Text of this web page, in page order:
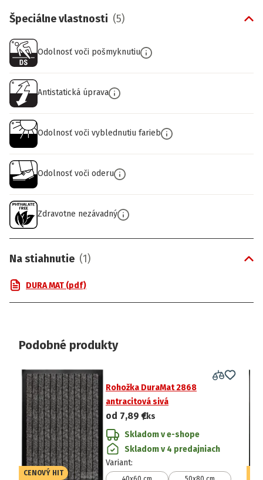
Špeciálne vlastnosti (5)
Odolnosť voči pošmyknutiu
Antistatická úprava
Odolnosť voči vyblednutiu farieb
Odolnosť voči oderu
Zdravotne nezávadný
Na stiahnutie (1)
DURA MAT (pdf)
Podobné produkty
CENOVÝ HIT
Rohožka DuraMat 2868
antracitová sivá
od 7,89 €/ks
Skladom v e-shope
Skladom v 4 predajniach
Variant: